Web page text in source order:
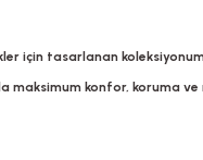
için tasarlanan
konfor, koruma